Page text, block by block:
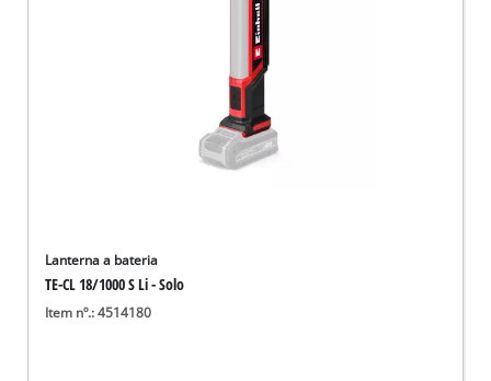
Lanterna a bateria
TE-CL 18/1000 S Li - Solo
Item nº.: 4514180